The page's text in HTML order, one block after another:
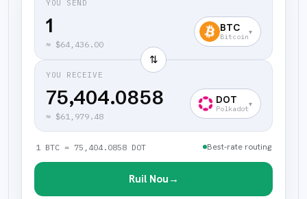
YOU SEND
≈ $64,436.00
BTC
Bitcoin
▾
⇅
YOU RECEIVE
75,404.0858
≈ $61,979.48
DOT
Polkadot
▾
1 BTC = 75,404.0858 DOT Best-rate routing
Ruil Nou →